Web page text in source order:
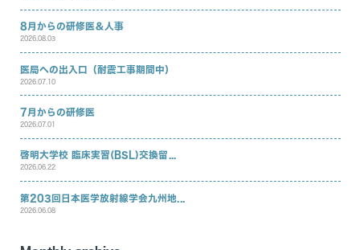
入局のご案内
医局紹介
特徴
機器紹介 働きやすい職場
カリキュラム
8月からの研修医＆人事
2026.08.03
医局への出入口（耐震工事期間中）
2026.07.10
7月からの研修医
2026.07.01
啓明大学校 臨床実習(BSL)交換留...
2026.06.22
第203回日本医学放射線学会九州地...
2026.06.08